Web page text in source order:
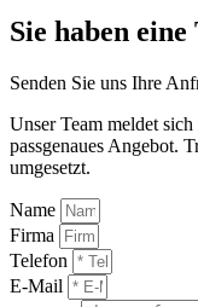
Sie haben
Senden Sie uns Ihre
Unser Team meldet
passgenaues Angebot.
umgesetzt.
Name
Firma
Telefon
E-Mail